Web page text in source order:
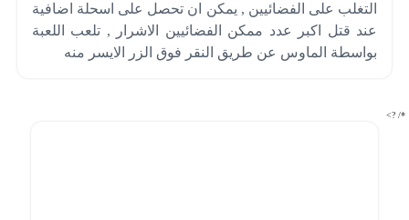
التغلب على الفضائيين , يمكن ان تحصل على اسحلة اضافية
عند قتل اكبر عدد ممكن الفضائيين الاشرار , تلعب اللعبة
بواسطة الماوس عن طريق النقر فوق الزر الايسر منه
*/ ?>